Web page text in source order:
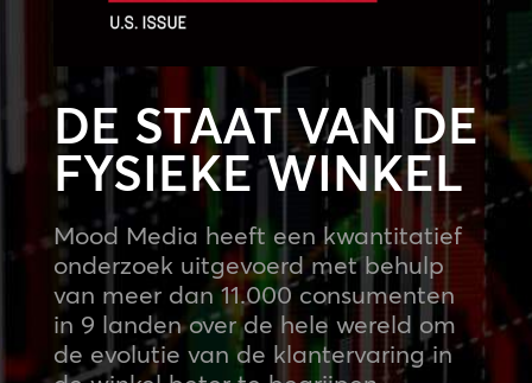
DE STAAT VAN DE
FYSIEKE WINKEL
Mood Media heeft een kwantitatief
onderzoek uitgevoerd met behulp
van meer dan 11.000 consumenten
in 9 landen over de hele wereld om
de evolutie van de klantervaring in